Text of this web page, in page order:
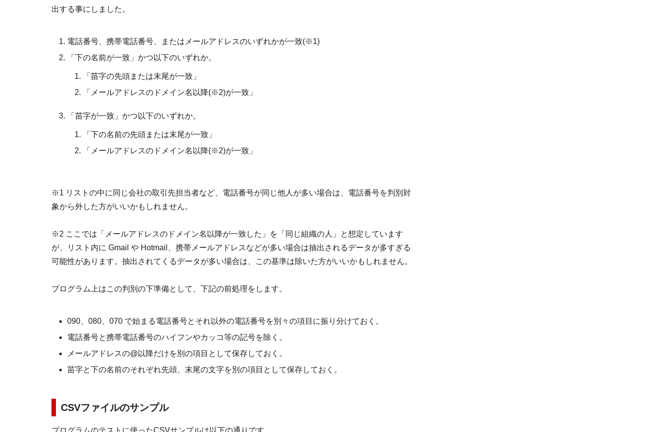
出する事にしました。
電話番号、携帯電話番号、またはメールアドレスのいずれかが一致(※1)
「下の名前が一致」かつ以下のいずれか。
「苗字の先頭または末尾が一致」
「メールアドレスのドメイン名以降(※2)が一致」
「苗字が一致」かつ以下のいずれか。
「下の名前の先頭または末尾が一致」
「メールアドレスのドメイン名以降(※2)が一致」
※1 リストの中に同じ会社の取引先担当者など、電話番号が同じ他人が多い場合は、電話番号を判別対
象から外した方がいいかもしれません。
※2 ここでは「メールアドレスのドメイン名以降が一致した」を「同じ組織の人」と想定しています
が、リスト内に Gmail や Hotmail、携帯メールアドレスなどが多い場合は抽出されるデータが多すぎる
可能性があります。抽出されてくるデータが多い場合は、この基準は除いた方がいいかもしれません。
プログラム上はこの判別の下準備として、下記の前処理をします。
090、080、070 で始まる電話番号とそれ以外の電話番号を別々の項目に振り分けておく。
電話番号と携帯電話番号のハイフンやカッコ等の記号を除く。
メールアドレスの@以降だけを別の項目として保存しておく。
苗字と下の名前のそれぞれ先頭、末尾の文字を別の項目として保存しておく。
CSVファイルのサンプル
プログラムのテストに使ったCSVサンプルは以下の通りです。